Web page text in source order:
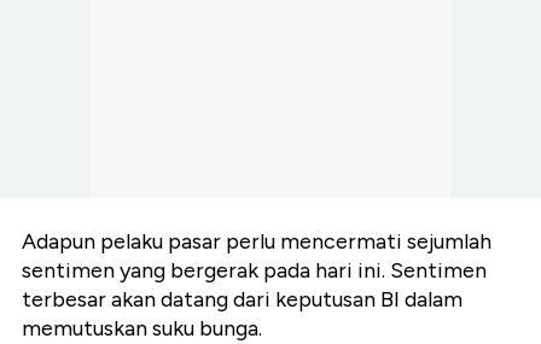
Adapun pelaku pasar perlu mencermati sejumlah
sentimen yang bergerak pada hari ini. Sentimen
terbesar akan datang dari keputusan BI dalam
memutuskan suku bunga.